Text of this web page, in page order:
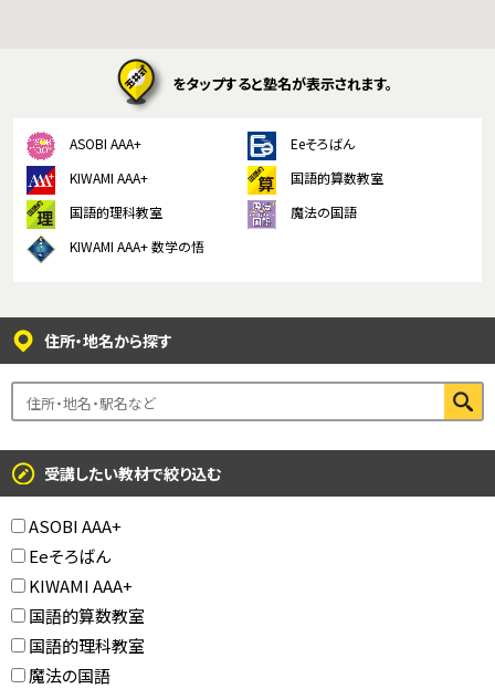
KIWAMI AAA+ 中学生の 図形の極
KIWAMI AAA+ 中学生の 代数の極
KIWAMI AAA+ 数学の悟
全国の玉井式
海外での挑戦
開講のお知らせ
をタップすると塾名が表示されます。
ASOBI AAA+
Eeそろばん
KIWAMI AAA+
国語的算数教室
国語的理科教室
魔法の国語
KIWAMI AAA+ 数学の悟
住所・地名から探す
受講したい教材で絞り込む
ASOBI AAA+
Eeそろばん
KIWAMI AAA+
国語的算数教室
国語的理科教室
魔法の国語